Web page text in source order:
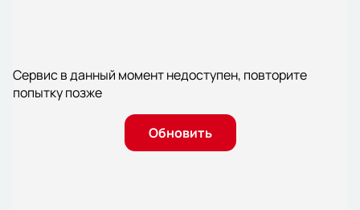
Сервис в данный момент недоступен, повторите
попытку позже
Обновить